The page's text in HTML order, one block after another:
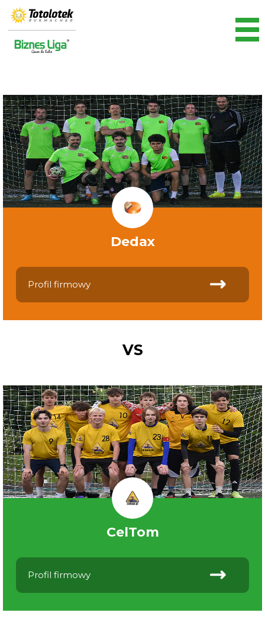
Dedax
Profil firmowy
VS
CelTom
Profil firmowy